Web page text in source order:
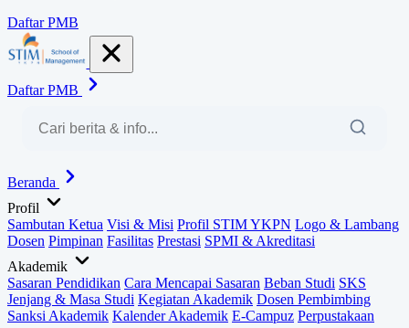
Daftar PMB
Daftar PMB
Beranda
Profil
Sambutan Ketua Visi & Misi Profil STIM YKPN Logo & Lambang
Dosen Pimpinan Fasilitas Prestasi SPMI & Akreditasi
Akademik
Sasaran Pendidikan Cara Mencapai Sasaran Beban Studi SKS
Jenjang & Masa Studi Kegiatan Akademik Dosen Pembimbing
Sanksi Akademik Kalender Akademik E-Campuz Perpustakaan